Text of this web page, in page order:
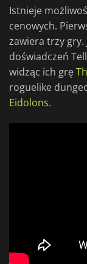
Istnieje
cenowych.
zawiera trzy gry.
doświadczeń
widząc ich grę
roguelike
Eidolons.